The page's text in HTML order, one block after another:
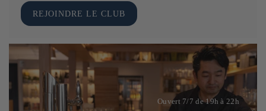
REJOINDRE LE CLUB
Ouvert 7/7 de 19h à 22h